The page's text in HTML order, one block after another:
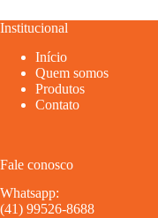
Institucional
Início
Quem somos
Produtos
Contato
Fale conosco
Whatsapp:
(41) 99526-8688